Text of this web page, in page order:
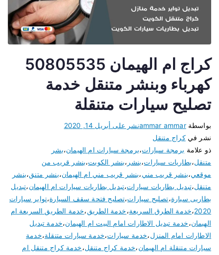
كراج ام الهيمان 50805535
كهرباء وبنشر متنقل خدمة
تصليح سيارات متنقلة
بواسطةammar ammarنشر على أبريل 14, 2020
نشر فيكراج متنقل
ذو علامة برمجة سيارات،برمجة سيارات ام الهيمان،بشر
متنقل،بطاريات سيارات،بنشر ،بنشر الكويت،بنشر قريب من
موقعي،بنشر قريب مني،بنشر قريب مني ام الهيمان،بنشر متنق،بنشر
متنقل،تبديل بطاريات سيارات،تبديل بطاريات سيارات ام الهيمان،تبديل
بطاريى سيارة،تصليح سيارات،تصليح فتحة سقف السيارة،تواير سيارات
2020،خدمة الطرق السريعة،خدمة الطريق،خدمة الطريق السريعة ام
الهيمان،خدمة تبديل الاطارات امام البيت ام الهيمان،خدمة تبديل
الاطارات امام المنزل،خدمة سيارات،خدمة سيارات متنقلة،خدمة
سيارات متنقلة ام الهيمان،خدمة كراج متنقل،خدمة كراج متنقل ام